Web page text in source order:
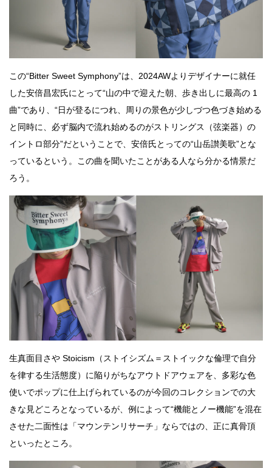
この“Bitter Sweet Symphony”は、2024AWよりデザイナーに就任
した安倍昌宏氏にとって“山の中で迎えた朝、歩き出しに最高の 1
曲”であり、“日が登るにつれ、周りの景色が少しづつ色づき始める
と同時に、必ず脳内で流れ始めるのがストリングス（弦楽器）の
イントロ部分”だということで、安倍氏とっての“山岳讃美歌”とな
っているという。この曲を聞いたことがある人なら分かる情景だ
ろう。
生真面目さや Stoicism（ストイシズム＝ストイックな倫理で自分
を律する生活態度）に陥りがちなアウトドアウェアを、多彩な色
使いでポップに仕上げられているのが今回のコレクションでの大
きな見どころとなっているが、例によって“機能とノー機能”を混在
させた二面性は「マウンテンリサーチ」ならではの、正に真骨頂
といったところ。